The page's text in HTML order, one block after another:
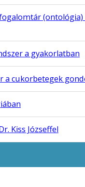
a gyakorlatban
a cukorbetegek
Kiss Józseffel